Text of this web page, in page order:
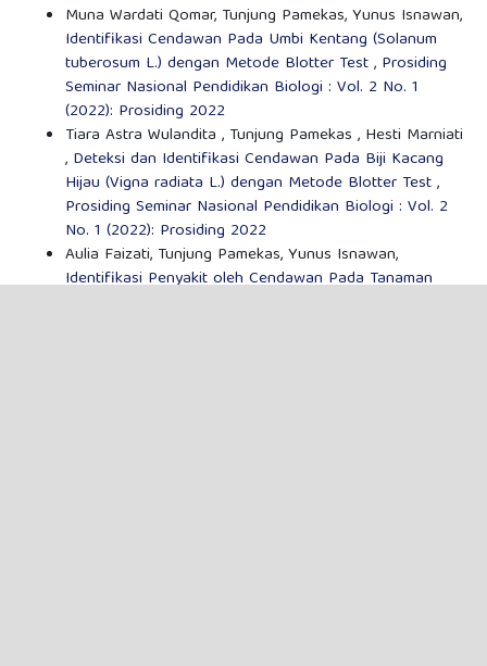
Muna Wardati Qomar, Tunjung Pamekas, Yunus Isnawan,
Identifikasi Cendawan Pada Umbi Kentang (Solanum
tuberosum L.) dengan Metode Blotter Test, Prosiding
Seminar Nasional Pendidikan Biologi : Vol. 2 No. 1
(2022): Prosiding 2022
Tiara Astra Wulandita , Tunjung Pamekas , Hesti Marniati
, Deteksi dan Identifikasi Cendawan Pada Biji Kacang
Hijau (Vigna radiata L.) dengan Metode Blotter Test,
Prosiding Seminar Nasional Pendidikan Biologi : Vol. 2
No. 1 (2022): Prosiding 2022
Aulia Faizati, Tunjung Pamekas, Yunus Isnawan,
Identifikasi Penyakit oleh Cendawan Pada Tanaman